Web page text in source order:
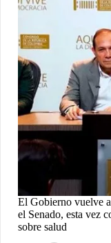
El Gobierno vuelve
el Senado, esta vez
sobre salud